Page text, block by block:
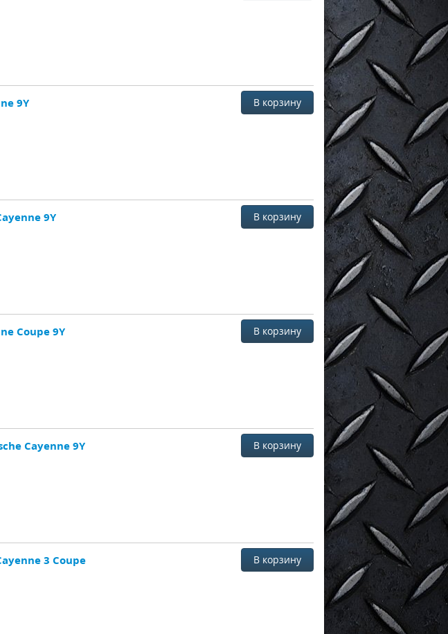
9Y В корзину
9Y В корзину
Coupe 9Y В корзину
Cayenne 9Y В корзину
3 Coupe В корзину